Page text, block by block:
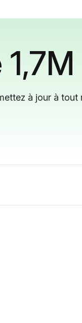
à jour à tout